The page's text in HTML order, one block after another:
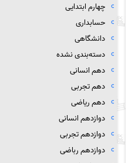
چهارم ابتدایی
حسابداری
دانشگاهی
دسته‌بندی نشده
دهم انسانی
دهم تجربی
دهم ریاضی
دوازدهم انسانی
دوازدهم تجربی
دوازدهم رباضی